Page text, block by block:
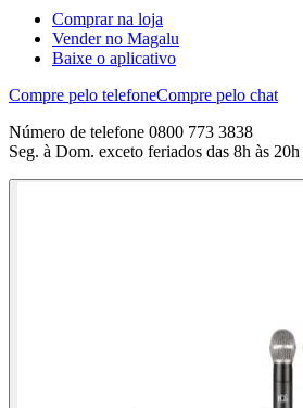
Comprar na loja
Vender no Magalu
Baixe o aplicativo
Compre pelo telefoneCompre pelo chat
Número de telefone 0800 773 3838
Seg. à Dom. exceto feriados das 8h às 20h